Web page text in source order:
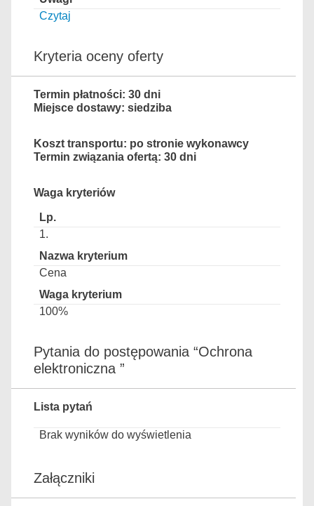
Czytaj
Kryteria oceny oferty
Termin płatności: 30 dni
Miejsce dostawy: siedziba
Koszt transportu: po stronie wykonawcy
Termin związania ofertą: 30 dni
Waga kryteriów
1.
Cena
100%
Pytania do postępowania “Ochrona
elektroniczna ”
Lista pytań
Brak wyników do wyświetlenia
Załączniki